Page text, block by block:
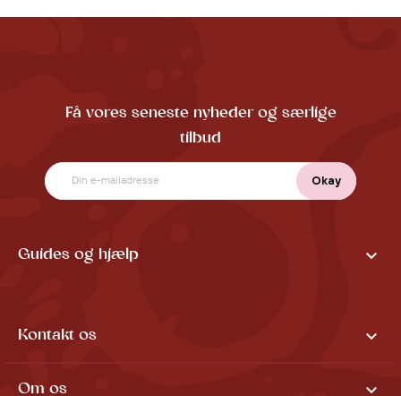
Få vores seneste nyheder og særlige
tilbud
Guides og hjælp 
Kontakt os 
Om os 